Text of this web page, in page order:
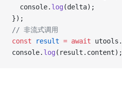
  console.
log (delta);
});
// 非流式调用
const result = await utools.
console. log (result.content);